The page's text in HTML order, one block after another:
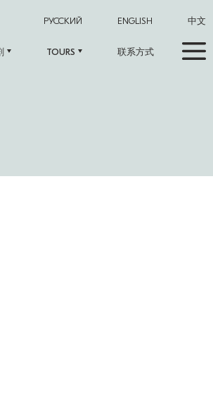
РУССКИЙ ENGLISH 中文
TOURS 联系方式